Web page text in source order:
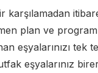
karşılamadan
plan ve
eşyalarınızı tek
eşyalarınız